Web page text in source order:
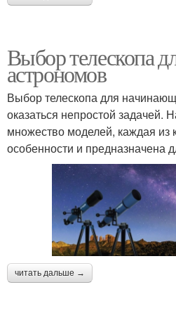
Выбор телескопа
астрономов
Выбор телескопа для
оказаться непростой задачей.
множество моделей, каждая из
особенности и предназначена
читать дальше →